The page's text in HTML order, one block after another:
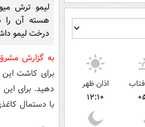
اذان ظهر
۱۲:۱۰
لیمو ترش
هسته آن را
درخت لیمو
به گزارش
با دستمال